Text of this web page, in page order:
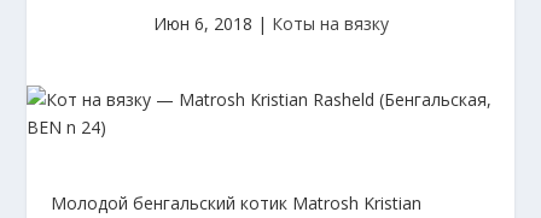
Июн 6, 2018 | Коты на вязку
Молодой бенгальский котик Matrosh Kristian